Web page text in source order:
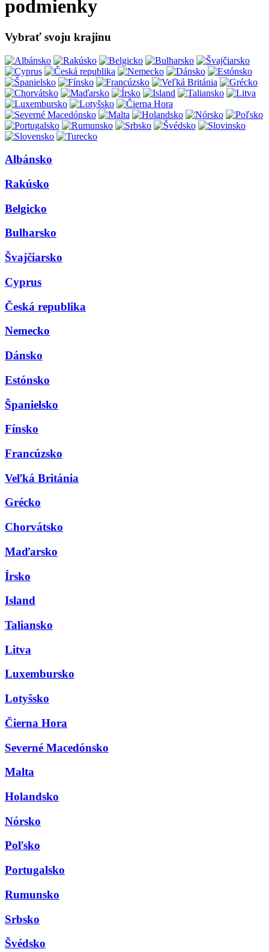
podmienky
Vybrať svoju krajinu
Albánsko
Rakúsko
Belgicko
Bulharsko
Švajčiarsko
Cyprus
Česká republika
Nemecko
Dánsko
Estónsko
Španielsko
Fínsko
Francúzsko
Veľká Británia
Grécko
Chorvátsko
Maďarsko
Írsko
Island
Taliansko
Litva
Luxembursko
Lotyšsko
Čierna Hora
Severné Macedónsko
Malta
Holandsko
Nórsko
Poľsko
Portugalsko
Rumunsko
Srbsko
Švédsko